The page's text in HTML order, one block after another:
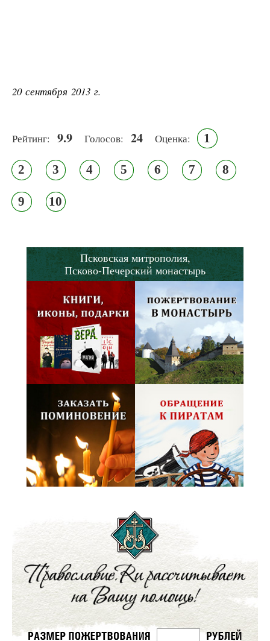
20 сентября 2013 г.
Рейтинг: 9.9 Голосов: 24 Оценка: 1
2 3 4 5 6 7 8
9 10
Псковская митрополия,
Псково-Печерский монастырь